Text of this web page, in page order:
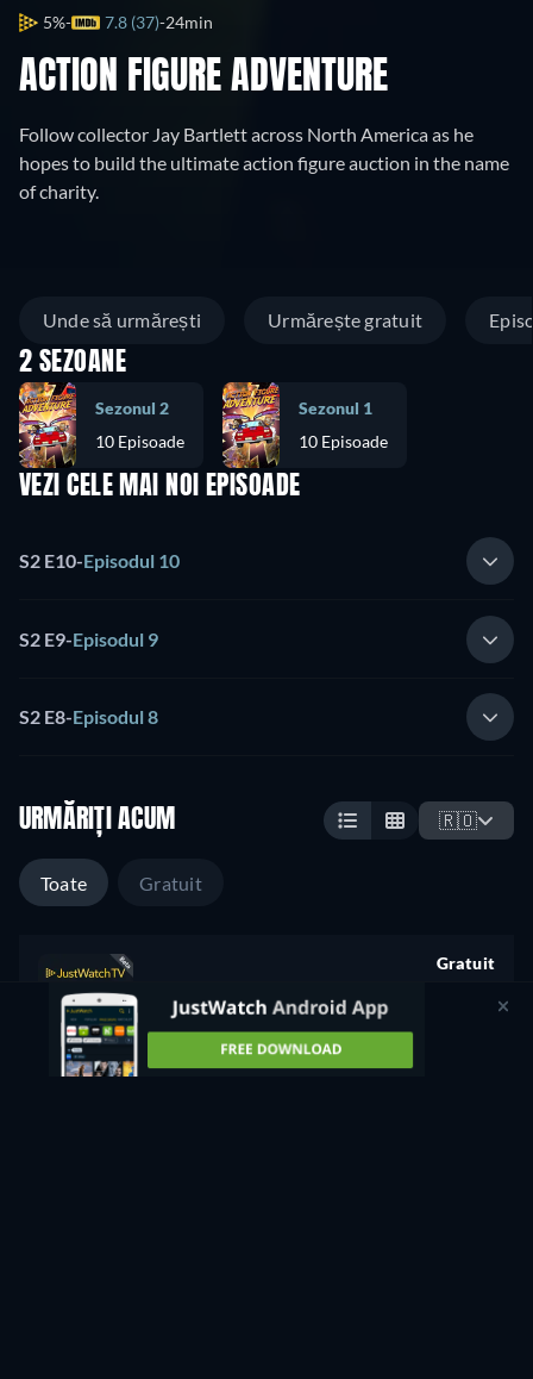
5% 7.8 (37) 24min
ACTION FIGURE ADVENTURE
Follow collector Jay Bartlett across North America as he
hopes to build the ultimate action figure auction in the name
of charity.
Unde să urmărești Urmărește gratuit
2 SEZOANE
Sezonul 2
10 Episoade
Sezonul 1
10 Episoade
VEZI CELE MAI NOI EPISOADE
S2 E10-Episodul 10
S2 E9-Episodul 9
S2 E8-Episodul 8
URMĂRIȚI ACUM 🇷🇴
Toate Gratuit
HD
1 sezon -24min
Gratuit
Urmăriți acum